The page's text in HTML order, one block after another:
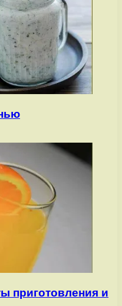
приготовления и